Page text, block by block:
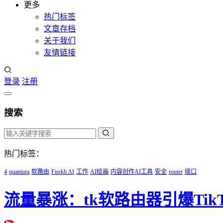
更多
热门标签
文章存档
关于我们
友情链接
登录 注册
搜索
热门标签：
4 quantura 软路由 Firekb AI 工作 AI绘画 内容创作AI工具 安全 router 接口
流量暴涨：tk软路由器引爆